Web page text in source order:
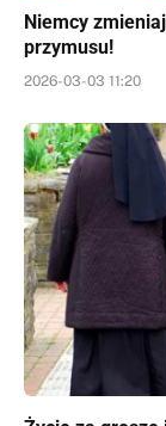
Niemcy
przymusu!
2026-03-03 11:20